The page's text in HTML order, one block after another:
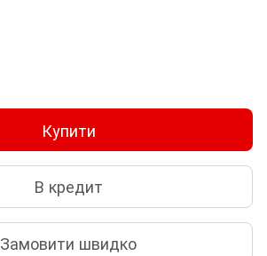
Купити
В кредит
Замовити швидко